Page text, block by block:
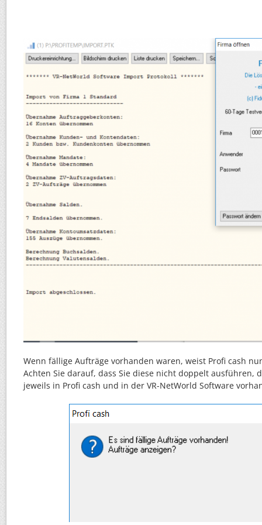
Wenn fällige Aufträge vorhanden waren, weist Profi cash
Achten Sie darauf, dass Sie diese nicht doppelt ausführen,
jeweils in Profi cash und in der VR-NetWorld Software